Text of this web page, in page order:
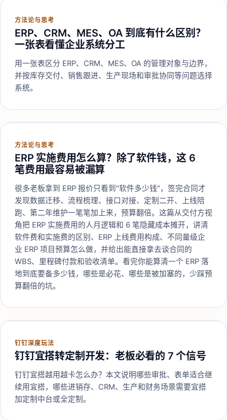
方法论与思考
ERP、CRM、MES、OA 到底有什么区别？
一张表看懂企业系统分工
用一张表区分 ERP、CRM、MES、OA 的管理对象与边界，
并按库存交付、销售跟进、生产现场和审批协同等问题选择
系统。
方法论与思考
ERP 实施费用怎么算？除了软件钱，这 6
笔费用最容易被漏算
很多老板拿到 ERP 报价只看到"软件多少钱"，签完合同才
发现数据迁移、流程梳理、接口对接、定制二开、上线陪
跑、第二年维护一笔笔加上来，预算翻倍。这篇从交付方视
角把 ERP 实施费用的人月逻辑和 6 笔隐藏成本摊开，讲清
软件费和实施费的区别、ERP 上线费用构成、不同量级企
业 ERP 项目预算怎么做，并给出能直接拿去谈合同的
WBS、里程碑付款和验收清单。看完你能算清一个 ERP 落
地到底要备多少钱，哪些是必花、哪些是被加塞的，少踩预
算翻倍的坑。
钉钉深度玩法
钉钉宜搭转定制开发：老板必看的 7 个信号
钉钉宜搭越用越卡怎么办？本文说明哪些审批、表单适合继
续用宜搭，哪些进销存、CRM、生产和财务场景需要宜搭
加定制中台或全定制。